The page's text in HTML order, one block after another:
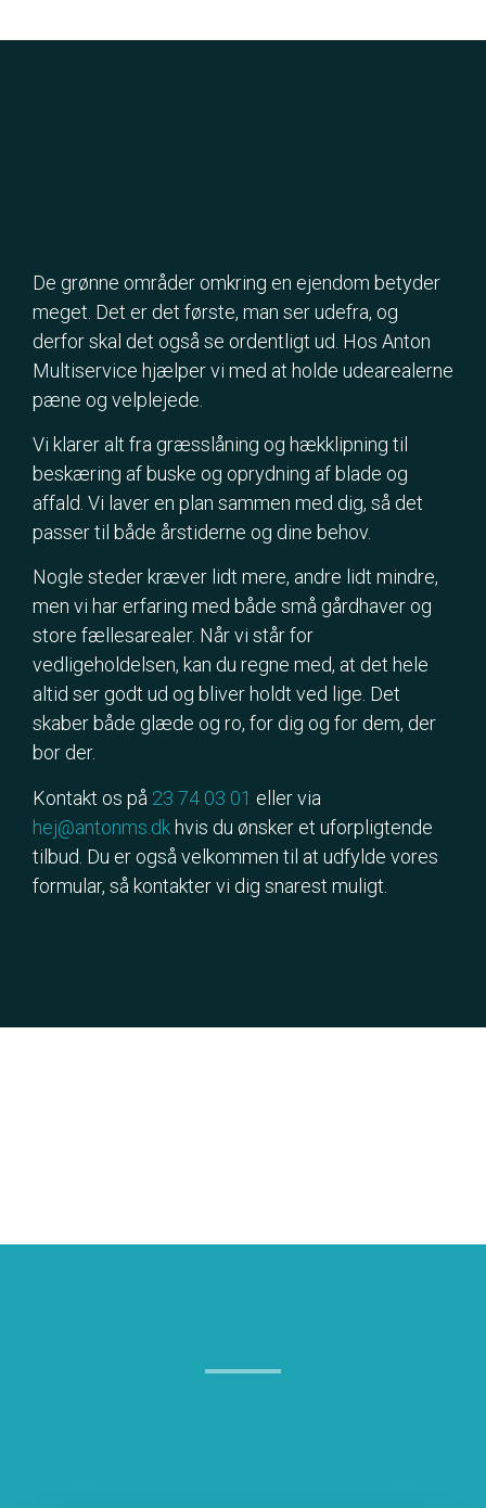
De grønne områder omkring en ejendom betyder
meget. Det er det første, man ser udefra, og
derfor skal det også se ordentligt ud. Hos Anton
Multiservice hjælper vi med at holde udearealerne
pæne og velplejede.
Vi klarer alt fra græsslåning og hækklipning til
beskæring af buske og oprydning af blade og
affald. Vi laver en plan sammen med dig, så det
passer til både årstiderne og dine behov.
Nogle steder kræver lidt mere, andre lidt mindre,
men vi har erfaring med både små gårdhaver og
store fællesarealer. Når vi står for
vedligeholdelsen, kan du regne med, at det hele
altid ser godt ud og bliver holdt ved lige. Det
skaber både glæde og ro, for dig og for dem, der
bor der.
Kontakt os på 23 74 03 01 eller via
hej@antonms.dkhvis du ønsker et uforpligtende
tilbud. Du er også velkommen til at udfylde vores
formular, så kontakter vi dig snarest muligt.